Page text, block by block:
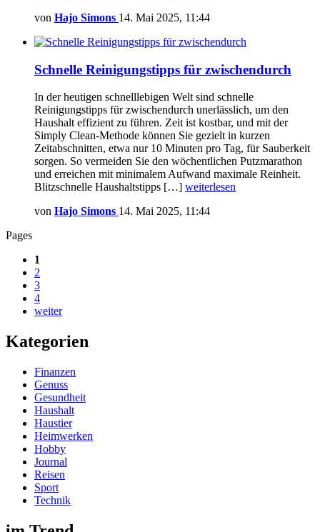
von Hajo Simons 14. Mai 2025, 11:44
Schnelle Reinigungstipps für zwischendurch
In der heutigen schnelllebigen Welt sind schnelle
Reinigungstipps für zwischendurch unerlässlich, um den
Haushalt effizient zu führen. Zeit ist kostbar, und mit der
Simply Clean-Methode können Sie gezielt in kurzen
Zeitabschnitten, etwa nur 10 Minuten pro Tag, für Sauberkeit
sorgen. So vermeiden Sie den wöchentlichen Putzmarathon
und erreichen mit minimalem Aufwand maximale Reinheit.
Blitzschnelle Haushaltstipps […] weiterlesen
von Hajo Simons 14. Mai 2025, 11:44
Pages
1
2
3
4
weiter
Kategorien
Finanzen
Genuss
Gesundheit
Haushalt
Haustier
Heimwerken
Hobby
Journal
Reisen
Sport
Technik